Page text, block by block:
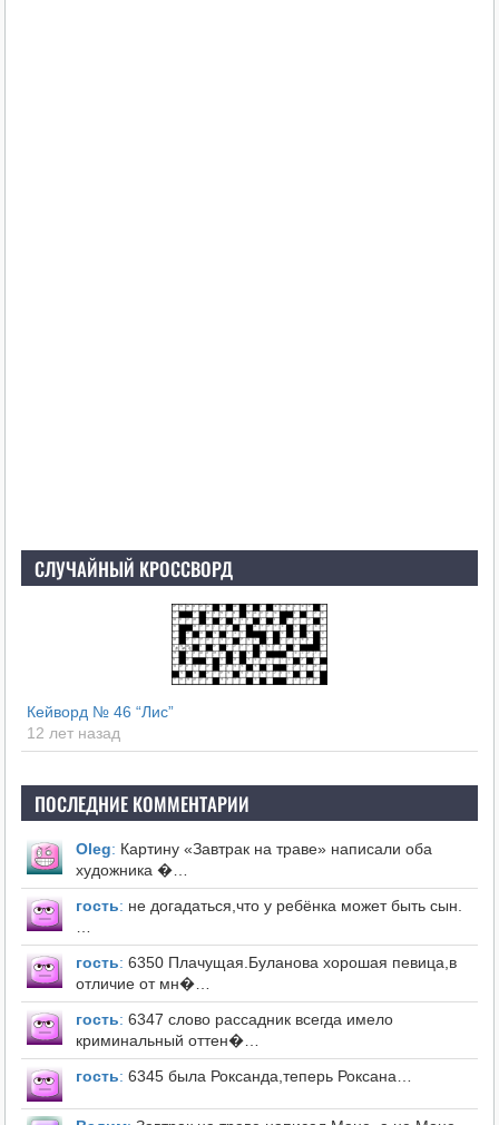
СЛУЧАЙНЫЙ КРОССВОРД
Кейворд № 46 “Лис”
12 лет назад
ПОСЛЕДНИЕ КОММЕНТАРИИ
Оleg: Картину «Завтрак на траве» написали оба
художника �…
гость: не догадаться,что у ребёнка может быть сын.
…
гость: 6350 Плачущая.Буланова хорошая певица,в
отличие от мн�…
гость: 6347 слово рассадник всегда имело
криминальный оттен�…
гость: 6345 была Роксанда,теперь Роксана…